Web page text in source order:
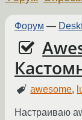
Форум —
awesome,
Настраиваю